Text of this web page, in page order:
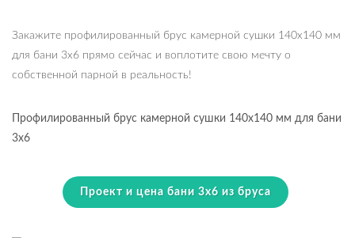
Закажите профилированный брус камерной сушки 140х140 мм
для бани 3х6 прямо сейчас и воплотите свою мечту о
собственной парной в реальность!
Профилированный брус камерной сушки 140х140 мм для бани
3х6
Проект и цена бани 3х6 из бруса